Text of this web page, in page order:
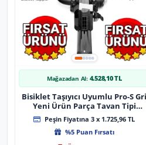
Mağazadan Al: 4.528,10 TL
Bisiklet Taşıyıcı Uyumlu Pro-S Gri
Yeni Ürün Parça Tavan Tipi
Bisiklet Taşıyıcı
Peşin Fiyatına 3 x 1.725,96 TL
%5 Puan Fırsatı